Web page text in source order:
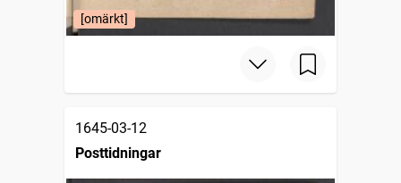
[omärkt]
1645-03-12
Posttidningar